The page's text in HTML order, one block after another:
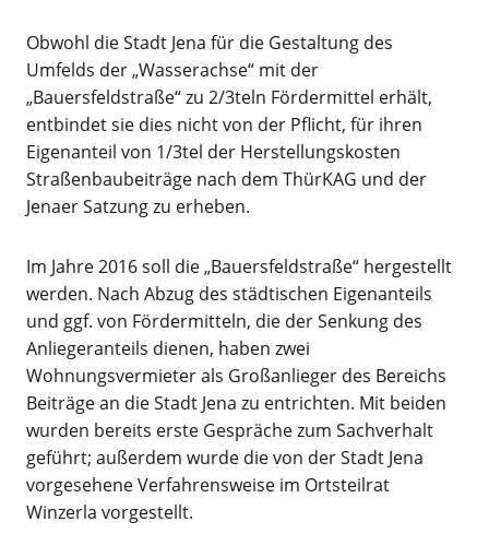
Obwohl die Stadt Jena für die Gestaltung des
Umfelds der „Wasserachse“ mit der
„Bauersfeldstraße“ zu 2/3teln Fördermittel erhält,
entbindet sie dies nicht von der Pflicht, für ihren
Eigenanteil von 1/3tel der Herstellungskosten
Straßenbaubeiträge nach dem ThürKAG und der
Jenaer Satzung zu erheben.
Im Jahre 2016 soll die „Bauersfeldstraße“ hergestellt
werden. Nach Abzug des städtischen Eigenanteils
und ggf. von Fördermitteln, die der Senkung des
Anliegeranteils dienen, haben zwei
Wohnungsvermieter als Großanlieger des Bereichs
Beiträge an die Stadt Jena zu entrichten. Mit beiden
wurden bereits erste Gespräche zum Sachverhalt
geführt; außerdem wurde die von der Stadt Jena
vorgesehene Verfahrensweise im Ortsteilrat
Winzerla vorgestellt.